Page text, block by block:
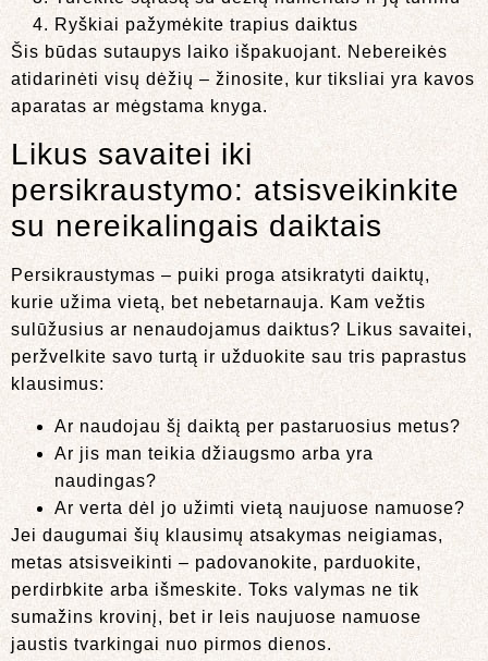
Ryškiai pažymėkite trapius daiktus
Šis būdas sutaupys laiko išpakuojant. Nebereikės
atidarinėti visų dėžių – žinosite, kur tiksliai yra kavos
aparatas ar mėgstama knyga.
Likus savaitei iki
persikraustymo: atsisveikinkite
su nereikalingais daiktais
Persikraustymas – puiki proga atsikratyti daiktų,
kurie užima vietą, bet nebetarnauja. Kam vežtis
sulūžusius ar nenaudojamus daiktus? Likus savaitei,
peržvelkite savo turtą ir užduokite sau tris paprastus
klausimus:
Ar naudojau šį daiktą per pastaruosius metus?
Ar jis man teikia džiaugsmo arba yra
naudingas?
Ar verta dėl jo užimti vietą naujuose namuose?
Jei daugumai šių klausimų atsakymas neigiamas,
metas atsisveikinti – padovanokite, parduokite,
perdirbkite arba išmeskite. Toks valymas ne tik
sumažins krovinį, bet ir leis naujuose namuose
jaustis tvarkingai nuo pirmos dienos.